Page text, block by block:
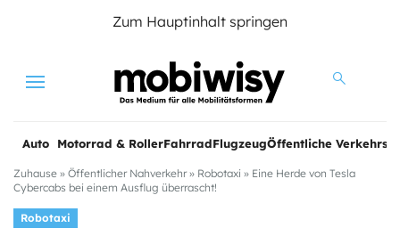
Zum Hauptinhalt springen
Menu
Auto Motorrad & RollerFahrradFlugzeugÖffentliche
Zuhause » Öffentlicher Nahverkehr» Robotaxi » Eine Herde von Tesla
Cybercabs bei einem Ausflug überrascht!
Robotaxi